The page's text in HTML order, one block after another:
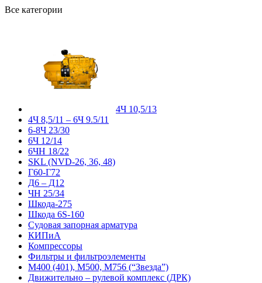
Все категории
4Ч 10,5/13
4Ч 8,5/11 – 6Ч 9.5/11
6-8Ч 23/30
6Ч 12/14
6ЧН 18/22
SKL (NVD-26, 36, 48)
Г60-Г72
Д6 – Д12
ЧН 25/34
Шкода-275
Шкода 6S-160
Судовая запорная арматура
КИПиА
Компрессоры
Фильтры и фильтроэлементы
М400 (401), М500, М756 (“Звезда”)
Движительно – рулевой комплекс (ДРК)